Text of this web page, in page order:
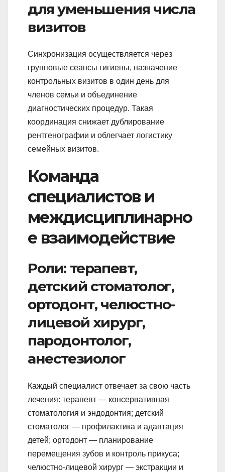
для уменьшения числа
визитов
Синхронизация осуществляется через
групповые сеансы гигиены, назначение
контрольных визитов в один день для
членов семьи и объединение
диагностических процедур. Такая
координация снижает дублирование
рентгенографии и облегчает логистику
семейных визитов.
Команда
специалистов и
междисциплинарно
е взаимодействие
Роли: терапевт,
детский стоматолог,
ортодонт, челюстно-
лицевой хирург,
пародонтолог,
анестезиолог
Каждый специалист отвечает за свою часть
лечения: терапевт — консервативная
стоматология и эндодонтия; детский
стоматолог — профилактика и адаптация
детей; ортодонт — планирование
перемещения зубов и контроль прикуса;
челюстно-лицевой хирург — экстракции и